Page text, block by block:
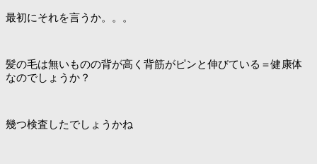
最初にそれを言うか。。。
髪の毛は無いものの背が高く背筋がピンと伸びている＝健康体
なのでしょうか？
幾つ検査したでしょうかね